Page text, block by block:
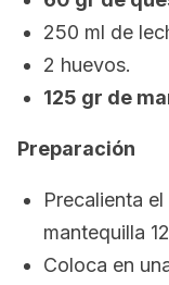
250 ml de
2 huevos.
125 gr de
Preparación
Precalienta
mantequilla
Coloca en